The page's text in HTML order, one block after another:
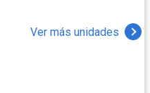
Ver más unidades